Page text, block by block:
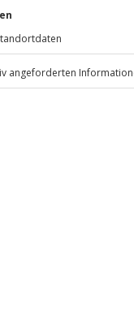
Birthday